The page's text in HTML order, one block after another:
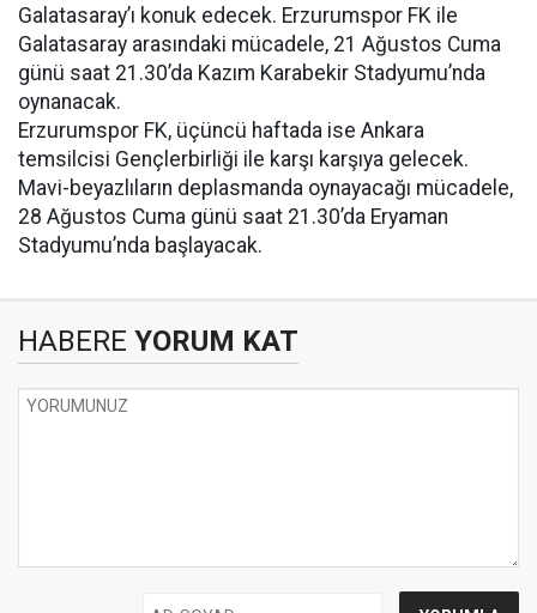
Galatasaray’ı konuk edecek. Erzurumspor FK ile
Galatasaray arasındaki mücadele, 21 Ağustos Cuma
günü saat 21.30’da Kazım Karabekir Stadyumu’nda
oynanacak.
Erzurumspor FK, üçüncü haftada ise Ankara
temsilcisi Gençlerbirliği ile karşı karşıya gelecek.
Mavi-beyazlıların deplasmanda oynayacağı mücadele,
28 Ağustos Cuma günü saat 21.30’da Eryaman
Stadyumu’nda başlayacak.
HABERE YORUM KAT